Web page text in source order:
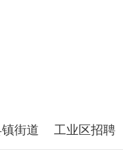
街道 工业区招聘